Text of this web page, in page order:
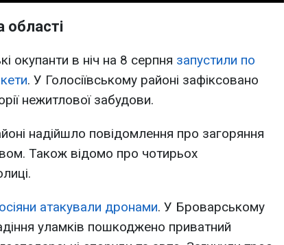
області
окупанти в ніч на 8 серпня запустили по
. У Голосіївському районі зафіксовано
нежитлової забудови.
надійшло повідомлення про загоряння
Також відомо про чотирьох
атакували дронами. У Броварському
уламків пошкоджено приватний